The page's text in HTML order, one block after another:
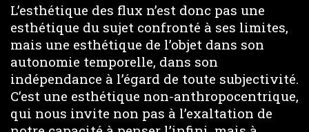
L’esthétique des flux n’est donc pas une
esthétique du sujet confronté à ses limites,
mais une esthétique de l’objet dans son
autonomie temporelle, dans son
indépendance à l’égard de toute subjectivité.
C’est une esthétique non-anthropocentrique,
qui nous invite non pas à l’exaltation de